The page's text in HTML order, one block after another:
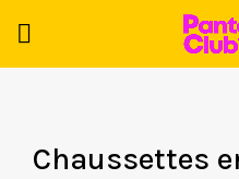
Chaussettes